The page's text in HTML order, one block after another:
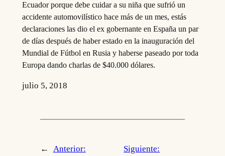
Ecuador porque debe cuidar a su niña que sufrió un
accidente automovilístico hace más de un mes, estás
declaraciones las dio el ex gobernante en España un par
de días después de haber estado en la inauguración del
Mundial de Fútbol en Rusia y haberse paseado por toda
Europa dando charlas de $40.000 dólares.
julio 5, 2018
←
Anterior:
Siguiente: